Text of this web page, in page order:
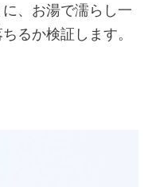
、お湯で濡らし一
るか検証します。